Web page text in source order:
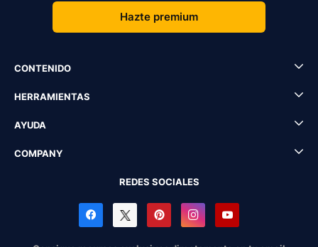
Hazte premium
CONTENIDO
HERRAMIENTAS
AYUDA
COMPANY
REDES SOCIALES